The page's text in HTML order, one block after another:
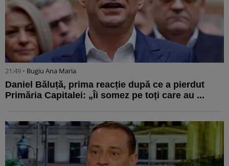
21:49 • Bugiu ⁠Ana Maria
Daniel Băluță, prima reacție după ce a pierdut
Primăria Capitalei: „Îi somez pe toți care au ...